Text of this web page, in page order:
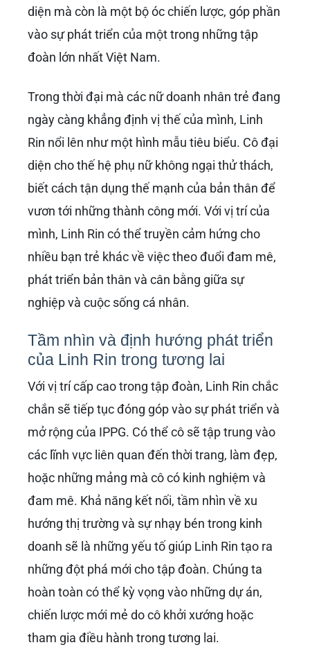
mẫu ảnh được yêu mến đến một doanh nhân
quyền lực trong tập đoàn tỷ đô. Hành trình của
Linh Rin là minh chứng cho việc phụ nữ hiện
của bản thân, vừa gánh vác được những trọng
trách lớn lao trong kinh doanh và gia đình.
Linh Rin: Từ một hot girl đến hình
mẫu doanh nhân hiện đại
Sự nghiệp của Linh Rin từ mẫu ảnh ở Hà Nội
đến vị trí cấp cao trong IPPG là một câu
chuyện truyền cảm hứng. Nó cho thấy sự nỗ
lực không ngừng, khả năng thích nghi và học
hỏi của cô. Trong một thế giới ngày càng đòi
cô có thể vượt qua những định kiến về “người
đẹp đi làm dâu hào môn” để khẳng định giá trị
thực của mình thông qua năng lực và đóng
góp cụ thể. Cô không chỉ là một gương mặt đại
diện mà còn là một bộ óc chiến lược, góp phần
vào sự phát triển của một trong những tập
đoàn lớn nhất Việt Nam.
Trong thời đại mà các nữ doanh nhân trẻ đang
ngày càng khẳng định vị thế của mình, Linh
Rin nổi lên như một hình mẫu tiêu biểu. Cô đại
diện cho thế hệ phụ nữ không ngại thử thách,
biết cách tận dụng thế mạnh của bản thân để
vươn tới những thành công mới. Với vị trí của